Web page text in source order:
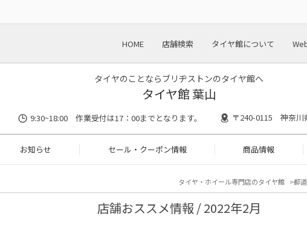
HOME 店舗検索 タイヤ館について
タイヤのことならブリヂストンのタイヤ館へ
タイヤ館 葉山
9:30~18:00 作業受付は17：00までとなります。 〒240-0115 神奈川
お知らせ セール・クーポン情報 商品情報
タイヤ・ホイール専門店のタイヤ館 都
店舗おススメ情報 / 2022年2月